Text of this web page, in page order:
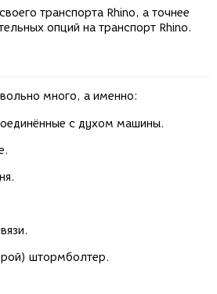
транспорта Rhino, а точнее
опций на транспорт Rhino.
много, а именно:
с духом машины.
штормболтер.